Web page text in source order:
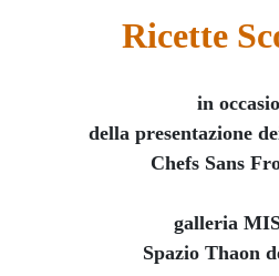
Ricette
in
della presentazione
Chefs Sans
galleria
Spazio Thaon